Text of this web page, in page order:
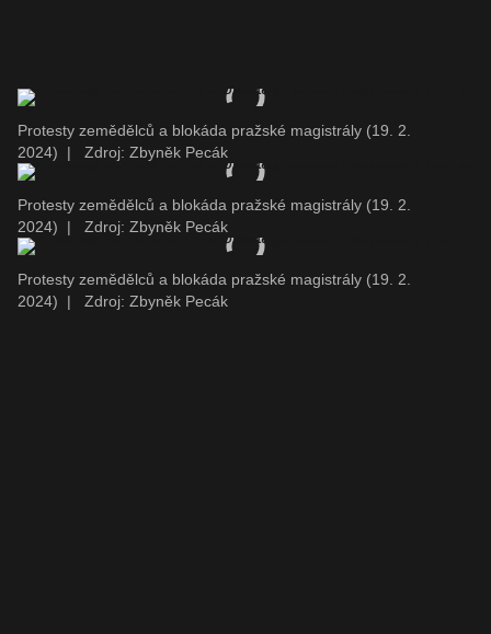
Protesty zemědělců a blokáda pražské magistrály (19. 2.
2024)
| Zdroj: Zbyněk Pecák
Protesty zemědělců a blokáda pražské magistrály (19. 2.
2024)
| Zdroj: Zbyněk Pecák
Protesty zemědělců a blokáda pražské magistrály (19. 2.
2024)
| Zdroj: Zbyněk Pecák